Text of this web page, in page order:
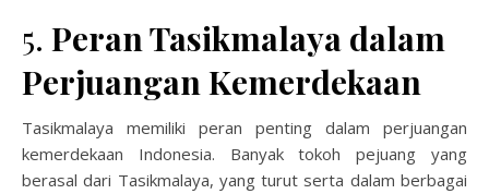
5. Peran Tasikmalaya dalam
Perjuangan Kemerdekaan
Tasikmalaya memiliki peran penting dalam perjuangan
kemerdekaan Indonesia. Banyak tokoh pejuang yang
berasal dari Tasikmalaya, yang turut serta dalam berbagai